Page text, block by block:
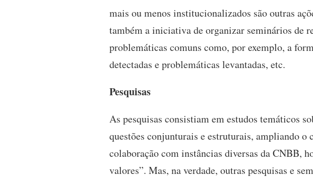
mais ou menos institucionalizados são outras
também a iniciativa de organizar seminários de
problemáticas comuns como, por exemplo, a
detectadas e problemáticas levantadas, etc.
Pesquisas
As pesquisas consistiam em estudos temáticos
questões conjunturais e estruturais, ampliando
colaboração com instâncias diversas da CNBB,
valores”. Mas, na verdade, outras pesquisas e